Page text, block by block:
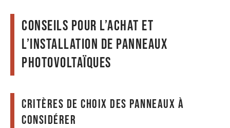
Conseils pour l’achat et
l’installation de panneaux
photovoltaïques
Critères de choix des panneaux à
considérer